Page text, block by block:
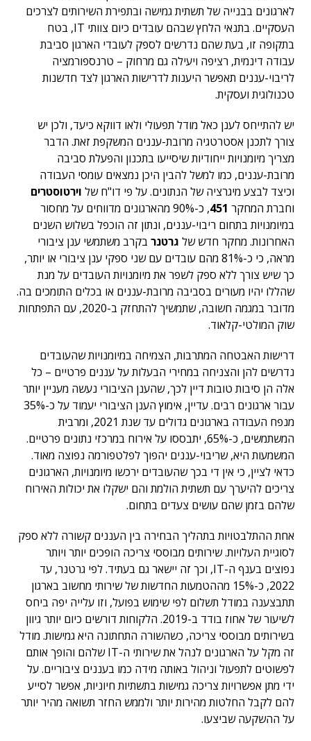
לארגונים בבנייה של תשתית גמישה ובתפירת השירותים לצרכים
העסקיים. בתנאי הלחץ שבהם עובדים כיום צוותי IT, בטח
בתקופה זו, בעת שהם נדרשים לספק לעובדי הארגון סביבת
עבודה דינמית, רציפה ויעילה גם מרחוק – טרנספורמציה
לריבוי-עננים תאפשר היענות לדרישות הארגון לצד חדשנות
טכנולוגית ועסקית.
יש להתייחס לענן כאל מודל תפעולי ולאו דווקא כיעד, ולכן יש
צורך לתכנן אסטרטגיה מרובת-עננים המשקפת זאת. הדבר
מצריך מיומנויות ייחודיות שיסייעו בתכנון והפעלת סביבה
מרובת-עננים, כמו למשל להבין היכן נמצאים עומסי העבודה
וכיצד לבצע מיגרציה של הנתונים. על פי דו"ח של וירטוסטרים
וחברת המחקר 451
, כ-90% מהארגונים מדווחים על מחסור
במיומנויות בתחום ריבוי-עננים, ונתון זה הוכפל בשלוש השנים
האחרונות. מחקר חדש של גרטנר בקרב משתמשי ענן ציבורי
מראה, כי כ-81% מהם עובדים עם שני ספקי ענן ציבורי או יותר,
כך שיש צורך ללא ספק לשפר את מיומנויות העובדים על מנת
שהללו יהיו מעורים בסביבה מרובת-עננים או בכלים התומכים בה.
מדובר במגמה חשובה, שתמשיך להתחזק ב-2020, עם התפתחות
שוק המולטי-קלאוד.
דרישות האבטחה המתרבות, הצמיחה במיומנויות שהעובדים
נדרשים להן והצניחה במחירי הבעלות על עננים פרטיים – כל
אלה הן סיבות טובות דיין לכך, שהענן הציבורי נעשה מעניין יותר
עבור ארגונים רבים. עדיין, אימוץ הענן הציבורי יעמוד על כ-35%
מנפח העבודה בארגונים גדולים עד שנת 2021, ומרבית
המשתמשים, כ-65%, יתבססו על אירוח במרכזי נתונים פרטיים.
המשמעות היא, שריבוי-עננים יהפוך לפלטפורמה נפוצה מאוד.
כדאי לציין, כי אין די בכך שהעובדים ירכשו מיומנויות, הארגונים
צריכים להיערך עם תשתית הולמת והם ישקלו את יכולות האירוח
שלהם בזמן שהם עושים צעדים בתחום.
אחת ההתלבטויות בתהליך הבחירה בין העננים קשורה ללא ספק
לסוגיית העלויות. שירותים מבוססי צריכה הופכים יותר ויותר
נפוצים בענף ה-IT, וכך זה יישאר גם בעתיד. לפי גרטנר, עד
2022, כ-15% מההטמעות החדשות של שירותי מחשוב בארגון
תתבצענה במודל תשלום לפי שימוש בפועל, וזו עלייה יפה ביחס
לשיעור של אחוז בודד ב-2019. הלקוחות דורשים כיום יותר גיוון
בשירותים מבוססי צריכה, כשהשורה התחתונה היא גמישות. מודל
זה מקל על הארגונים לנהל את שירותי ה-IT שלהם והופך אותם
לפשוטים לתפעול וניהול באותה מידה כמו בעננים ציבוריים. על
ידי מתן אפשרויות צריכה גמישות בתשתיות חיוניות, אפשר לסייע
להם לקבל החלטות מהירות יותר ולממש החזר תשואה מהיר יותר
על ההשקעה שביצעו.